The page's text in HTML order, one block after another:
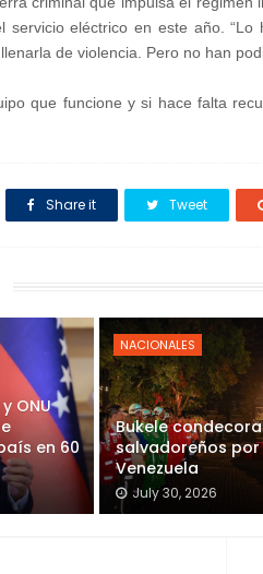
servicio eléctrico en este año.
de violencia. Pero no han
que funcione y si hace falta
Share it Tweet
ONU
en 60
NACIONALES
Bukele
salvadoreños por
Venezuela
July 30, 2026